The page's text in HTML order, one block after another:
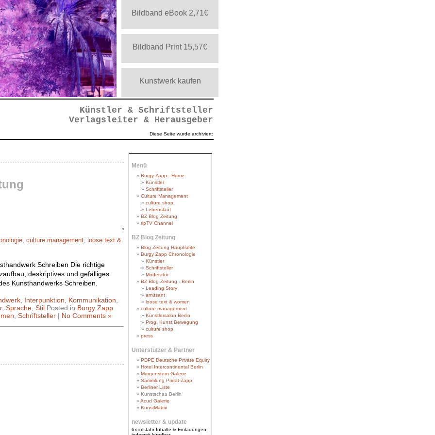
Bildband eBook 2,71€
Bildband Print 15,57€
Kunstwerk kaufen
Künstler & Schriftsteller
Verlagsleiter & Herausgeber
Diese Seite wurde archiviert:
culture management
loose text &
Schreiben Die richtige
deskriptives und gefälliges
Kunsthandwerks Schreiben.
, Interpunktion Kommunikation
, Sprache Stil Posted in Burgy Zapp
Schriftsteller| No Comments »
Menü
Burgy Zapp : Home
Künstler
Schriftsteller
Culture Management
culture shop
Lebenslauf
BZ Blog Zeitung
rlpTV Channel
BZ Blog Zeitung
Blog Zeitung Hauptseite
Burgy Zapp Chronologie
Künstler
Schriftsteller
Moderator
BZ Blog Zeitung . Berlin
Leading Story
amüsant
loose text & women
culture management
Künstlersalon Berlin
Prog. Kunst Bewegung
culture shop
press
Unterstützer & Partner
PDPE Deutsche Private Equity
Hotel Intercontinental Berlin
Morgenstern Galerie
Sammlung Pridat-Zapp
Berliner Liste
Kunstschau Berlin
Acud Galerie
KunstMatrix
newsletter & update
6x im Jahr Inhalte & Einladungen,